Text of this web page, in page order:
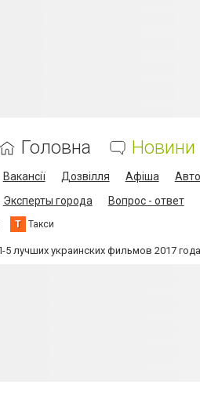
Головна Новини
Вакансії Дозвілля Афіша
Эксперты города
Вопрос - ответ
Т Такси
5 лучших украинских фильмов 2017 года